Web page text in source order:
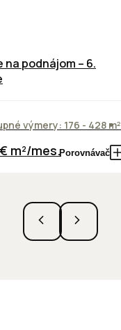
na podnájom – 6.
výmery: 176 - 428 m²
m²/mes.Porovnávač